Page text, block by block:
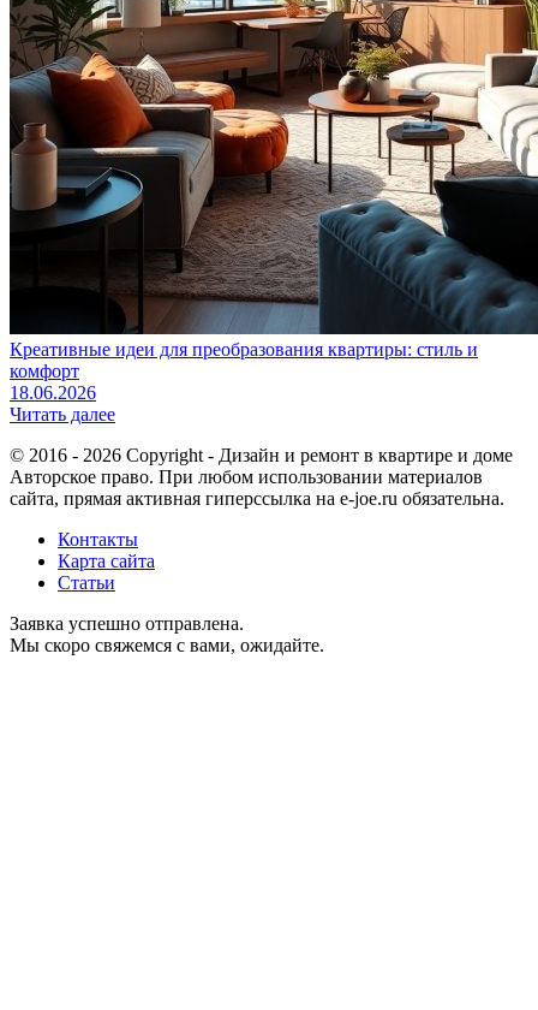
Креативные идеи для преобразования квартиры: стиль и
комфорт
18.06.2026
Читать далее
© 2016 - 2026 Copyright - Дизайн и ремонт в квартире и доме
Авторское право. При любом использовании материалов
сайта, прямая активная гиперссылка на e-joe.ru обязательна.
Контакты
Карта сайта
Статьи
Заявка успешно отправлена.
Мы скоро свяжемся с вами, ожидайте.